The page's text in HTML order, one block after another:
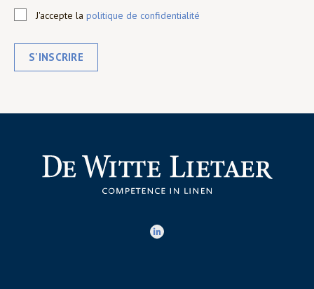
J'accepte la politique de confidentialité
S'INSCRIRE